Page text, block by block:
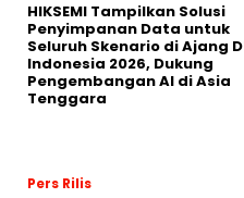
HIKSEMI Tampilkan Solusi
Penyimpanan Data untuk
Seluruh Skenario di Ajang
Indonesia 2026, Dukung
Pengembangan AI di Asia
Tenggara
Pers Rilis